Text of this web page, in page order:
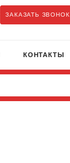
ЗАКАЗАТЬ ЗВОНОК
КОНТАКТЫ